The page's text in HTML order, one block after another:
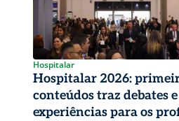
Hospitalar
Hospitalar 2026:
conteúdos traz debates e
experiências para os